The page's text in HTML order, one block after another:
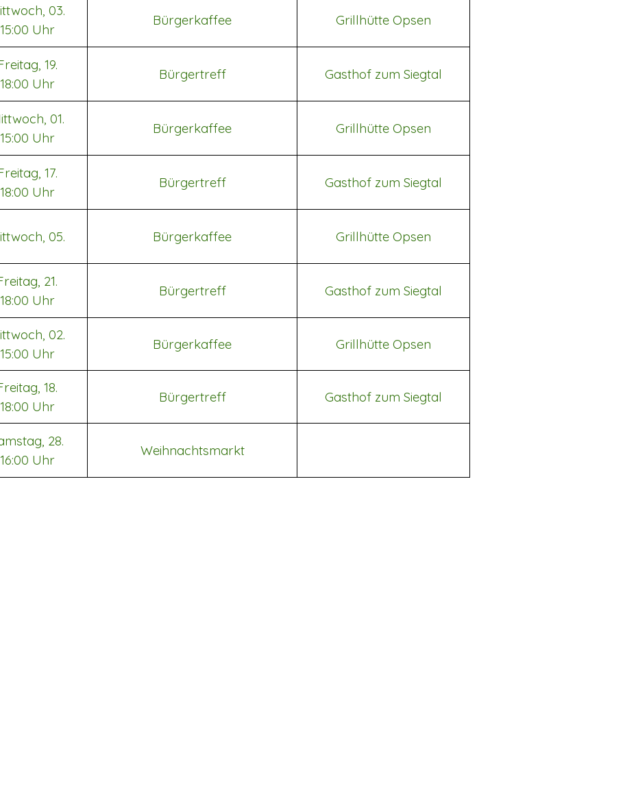
03.
15:00 Uhr
Bürgerkaffee Grillhütte Opsen
19.
18:00 Uhr
Bürgertreff Gasthof zum Siegtal
01.
15:00 Uhr
Bürgerkaffee Grillhütte Opsen
17.
18:00 Uhr
Bürgertreff Gasthof zum Siegtal
05. Bürgerkaffee Grillhütte Opsen
21.
18:00 Uhr
Bürgertreff Gasthof zum Siegtal
02.
15:00 Uhr
Bürgerkaffee Grillhütte Opsen
18.
18:00 Uhr
Bürgertreff Gasthof zum Siegtal
28.
16:00 Uhr
Weihnachtsmarkt